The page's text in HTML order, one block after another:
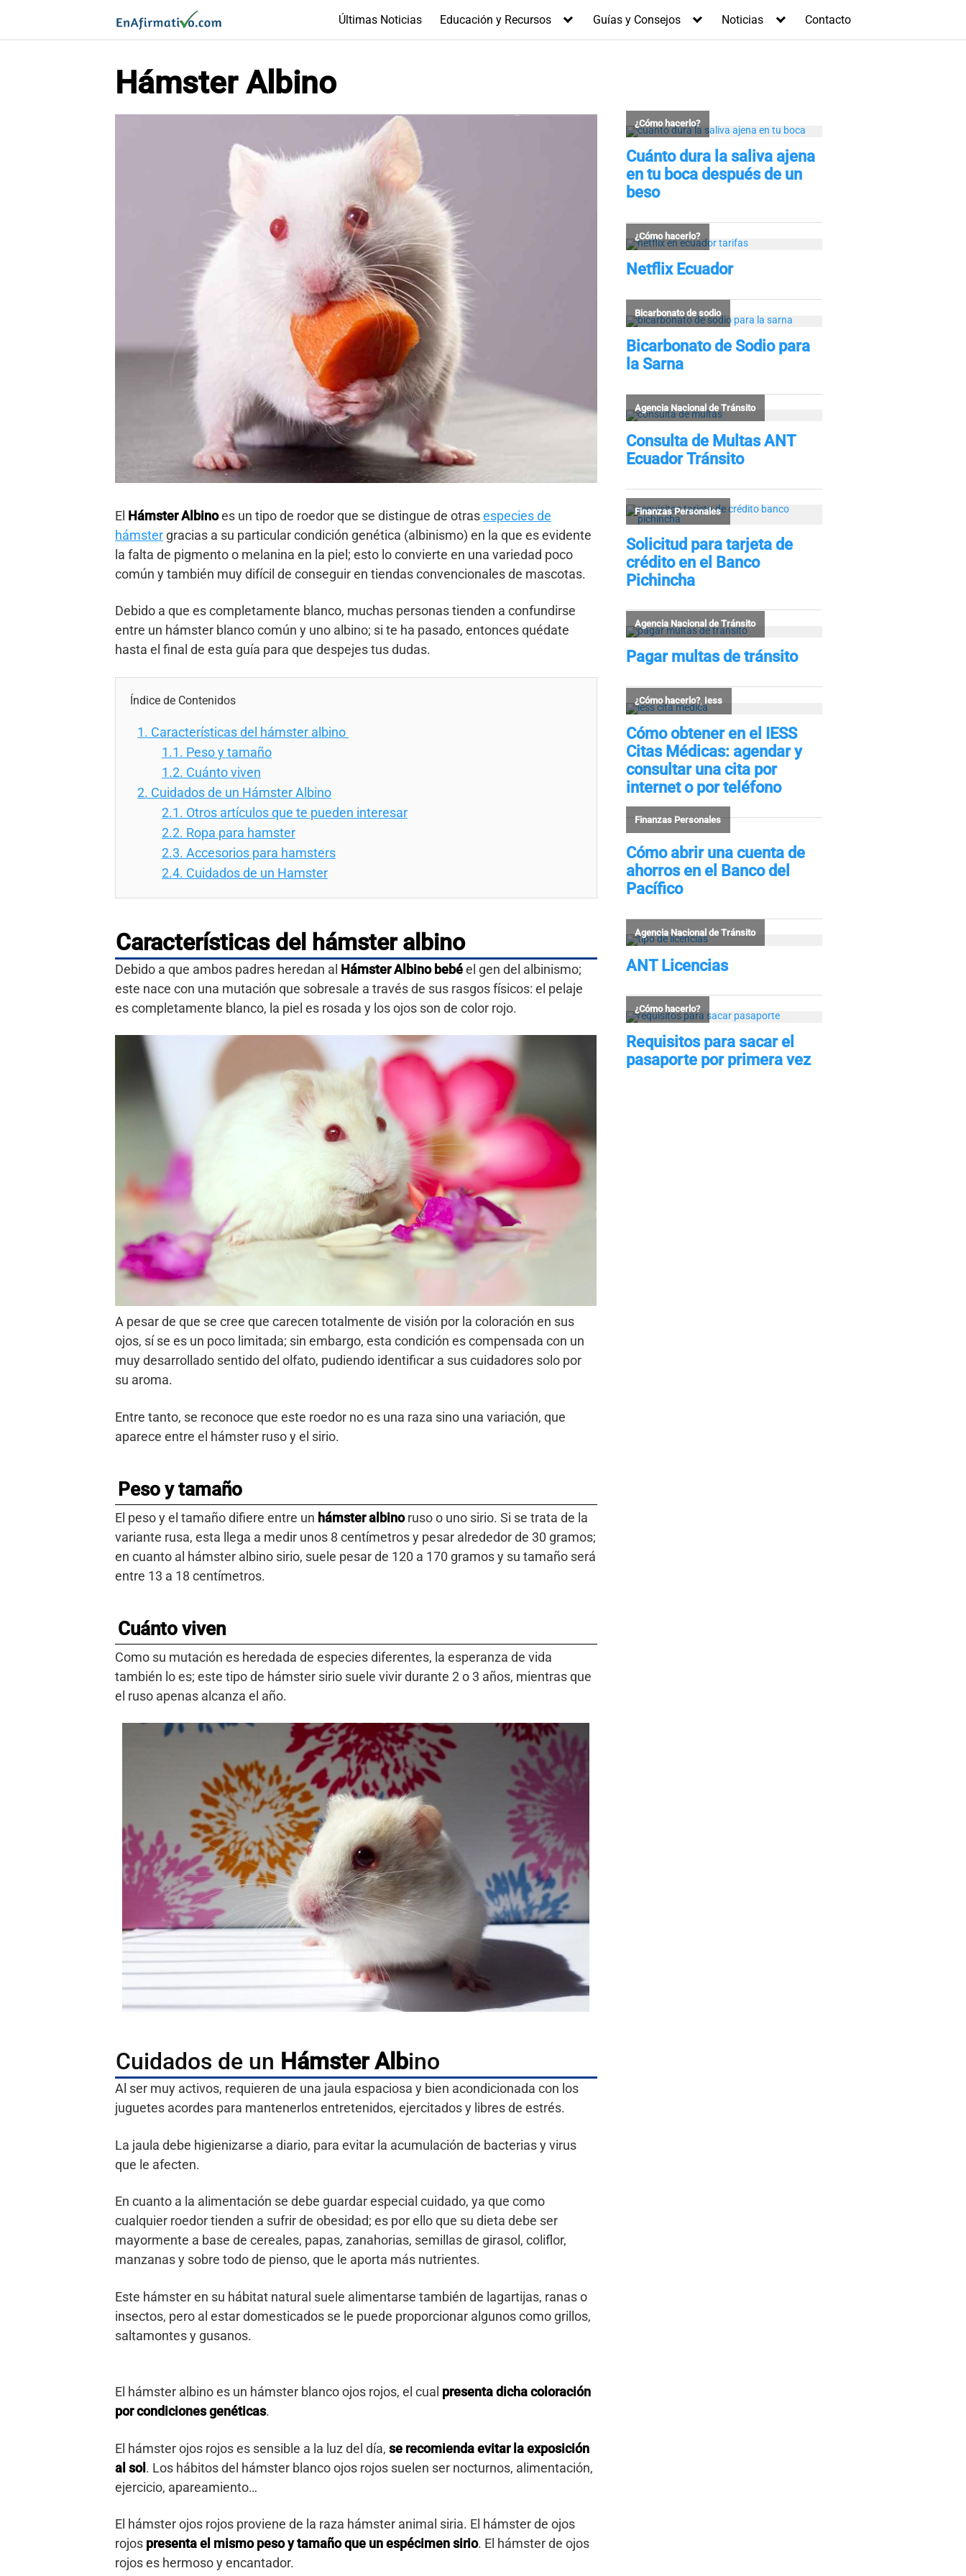
contenido
Últimas Noticias Educación y Recursos Guías y Consejos Noticias Contacto
Hámster Albino
El Hámster Albinoes un tipo de roedor que se distingue de otrasespecies de
hámster gracias a su particular condición genética (albinismo) en la que es evidente
la falta de pigmento o melanina en la piel; esto lo convierte en una variedad poco
común y también muy difícil de conseguir en tiendas convencionales de mascotas.
Debido a que es completamente blanco, muchas personas tienden a confundirse
entre un hámster blanco común y uno albino; si te ha pasado, entonces quédate
hasta el final de esta guía para que despejes tus dudas.
Índice de Contenidos
1. Características del hámster albino
1.1. Peso y tamaño
1.2. Cuánto viven
2. Cuidados de un Hámster Albino
2.1. Otros artículos que te pueden interesar
2.2. Ropa para hamster
2.3. Accesorios para hamsters
2.4. Cuidados de un Hamster
Características del hámster albino
Debido a que ambos padres heredan al Hámster Albino bebéel gen del albinismo;
este nace con una mutación que sobresale a través de sus rasgos físicos: el pelaje
es completamente blanco, la piel es rosada y los ojos son de color rojo.
A pesar de que se cree que carecen totalmente de visión por la coloración en sus
ojos, sí se es un poco limitada; sin embargo, esta condición es compensada con un
muy desarrollado sentido del olfato, pudiendo identificar a sus cuidadores solo por
su aroma.
Entre tanto, se reconoce que este roedor no es una raza sino una variación, que
aparece entre el hámster ruso y el sirio.
Peso y tamaño
El peso y el tamaño difiere entre un hámster albinoruso o uno sirio. Si se trata de la
variante rusa, esta llega a medir unos 8 centímetros y pesar alrededor de 30 gramos;
en cuanto al hámster albino sirio, suele pesar de 120 a 170 gramos y su tamaño será
entre 13 a 18 centímetros.
Cuánto viven
Como su mutación es heredada de especies diferentes, la esperanza de vida
también lo es; este tipo de hámster sirio suele vivir durante 2 o 3 años, mientras que
el ruso apenas alcanza el año.
Cuidados de un Hámster Albino
Al ser muy activos, requieren de una jaula espaciosa y bien acondicionada con los
juguetes acordes para mantenerlos entretenidos, ejercitados y libres de estrés.
La jaula debe higienizarse a diario, para evitar la acumulación de bacterias y virus
que le afecten.
En cuanto a la alimentación se debe guardar especial cuidado, ya que como
cualquier roedor tienden a sufrir de obesidad; es por ello que su dieta debe ser
mayormente a base de cereales, papas, zanahorias, semillas de girasol, coliflor,
manzanas y sobre todo de pienso, que le aporta más nutrientes.
Este hámster en su hábitat natural suele alimentarse también de lagartijas, ranas o
insectos, pero al estar domesticados se le puede proporcionar algunos como grillos,
saltamontes y gusanos.
El hámster albino es un hámster blanco ojos rojos, el cual presenta dicha coloración
por condiciones genéticas.
El hámster ojos rojos es sensible a la luz del día, se recomienda evitar la exposición
al sol. Los hábitos del hámster blanco ojos rojos suelen ser nocturnos, alimentación,
ejercicio, apareamiento…
El hámster ojos rojos proviene de la raza hámster animal siria. El hámster de ojos
rojos presenta el mismo peso y tamaño que un espécimen sirio. El hámster de ojos
rojos es hermoso y encantador.